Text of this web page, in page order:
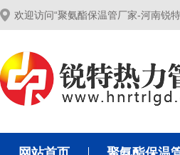
欢迎访问“聚氨酯保温管厂家-河南锐